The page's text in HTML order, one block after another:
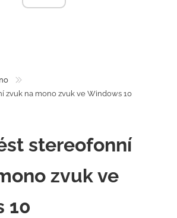
zvuk na mono zvuk ve Windows 10
stereofonní
zvuk ve
10